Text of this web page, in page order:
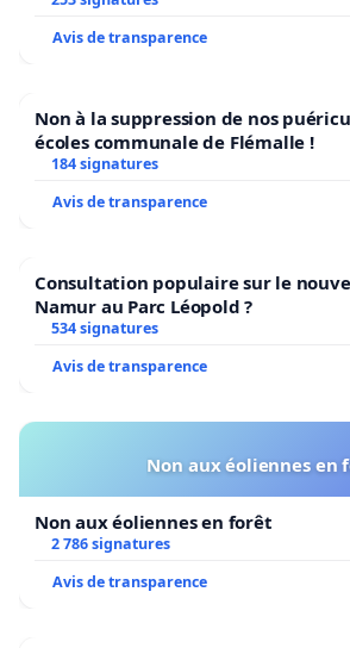
Avis de transparence
Non à la suppression de nos
écoles communale de Flémalle !
184 signatures
Avis de transparence
Consultation populaire sur le
Namur au Parc Léopold ?
534 signatures
Avis de transparence
Non aux éoliennes en
Non aux éoliennes en forêt
2 786 signatures
Avis de transparence